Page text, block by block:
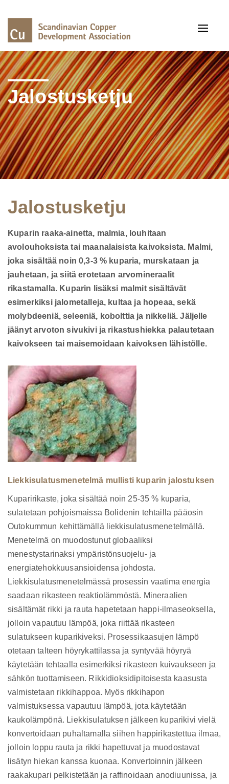
Toggle
Jalostusketju
Jalostusketju
Kuparin raaka-ainetta, malmia, louhitaan
avolouhoksista tai maanalaisista kaivoksista. Malmi,
joka sisältää noin 0,3-3 % kuparia, murskataan ja
jauhetaan, ja siitä erotetaan arvomineraalit
rikastamalla. Kuparin lisäksi malmit sisältävät
esimerkiksi jalometalleja, kultaa ja hopeaa, sekä
molybdeeniä, seleeniä, kobolttia ja nikkeliä. Jäljelle
jäänyt arvoton sivukivi ja rikastushiekka palautetaan
kaivokseen tai maisemoidaan kaivoksen lähistölle.
Liekkisulatusmenetelmä mullisti kuparin jalostuksen
Kuparirikaste, joka sisältää noin 25-35 % kuparia,
sulatetaan pohjoismaissa Bolidenin tehtailla pääosin
Outokummun kehittämällä liekkisulatusmenetelmällä.
Menetelmä on muodostunut globaaliksi
menestystarinaksi ympäristönsuojelu- ja
energiatehokkuusansioidensa johdosta.
Liekkisulatusmenetelmässä prosessin vaatima energia
saadaan rikasteen reaktiolämmöstä. Mineraalien
sisältämät rikki ja rauta hapetetaan happi-ilmaseoksella,
jolloin vapautuu lämpöä, joka riittää rikasteen
sulatukseen kuparikiveksi. Prosessikaasujen lämpö
otetaan talteen höyrykattilassa ja syntyvää höyryä
käytetään tehtaalla esimerkiksi rikasteen kuivaukseen ja
sähkön tuottamiseen. Rikkidioksidipitoisesta kaasusta
valmistetaan rikkihappoa. Myös rikkihapon
valmistuksessa vapautuu lämpöä, jota käytetään
kaukolämpönä. Liekkisulatuksen jälkeen kuparikivi vielä
konvertoidaan puhaltamalla siihen happirikastettua ilmaa,
jolloin loppu rauta ja rikki hapettuvat ja muodostavat
lisätyn hiekan kanssa kuonaa. Konvertoinnin jälkeen
raakakupari pelkistetään ja raffinoidaan anodiuunissa, ja